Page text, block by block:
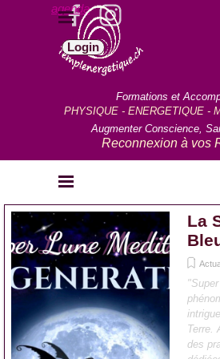
Aller au contenu
agenda
Sauter le menu
Login
Formations et
PHYSIQUE - ENERGETIQUE -
Augmenter Conscience,
Reconnexion à vos
Sauter le menu
La
Terre.
des